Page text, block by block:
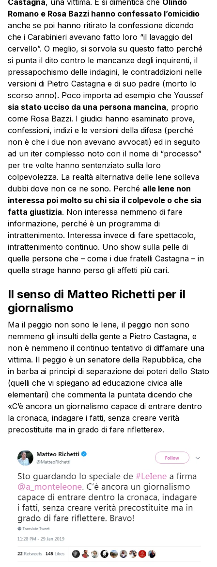
Castagna, una vittima. E si dimentica che Olindo
Romano e Rosa Bazzi hanno confessato l’omicidio
anche se poi hanno ritirato la confessione dicendo
che i Carabinieri avevano fatto loro “il lavaggio del
cervello”. O meglio, si sorvola su questo fatto perché
si punta il dito contro le mancanze degli inquirenti, il
pressapochismo delle indagini, le contraddizioni nelle
versioni di Pietro Castagna e di suo padre (morto lo
scorso anno). Poco importa ad esempio che Youssef
sia stato ucciso da una persona mancina, proprio
come Rosa Bazzi. I giudici hanno esaminato prove,
confessioni, indizi e le versioni della difesa (perché
non è che i due non avevano avvocati) ed in seguito
ad un iter complesso noto con il nome di “processo”
per tre volte hanno sentenziato sulla loro
colpevolezza. La realtà alternativa delle Iene solleva
dubbi dove non ce ne sono. Perché alle Iene non
interessa poi molto su chi sia il colpevole o che sia
fatta giustizia. Non interessa nemmeno di fare
informazione, perché è un programma di
intrattenimento. Interessa invece di fare spettacolo,
intrattenimento continuo. Uno show sulla pelle di
quelle persone che – come i due fratelli Castagna – in
quella strage hanno perso gli affetti più cari.
Il senso di Matteo Richetti per il
giornalismo
Ma il peggio non sono le Iene, il peggio non sono
nemmeno gli insulti della gente a Pietro Castagna, e
non è nemmeno il continuo tentativo di diffamare una
vittima. Il peggio è un senatore della Repubblica, che
in barba ai principi di separazione dei poteri dello Stato
(quelli che vi spiegano ad educazione civica alle
elementari) che commenta la puntata dicendo che
«C’è ancora un giornalismo capace di entrare dentro
la cronaca, indagare i fatti, senza creare verità
precostituite ma in grado di fare riflettere».